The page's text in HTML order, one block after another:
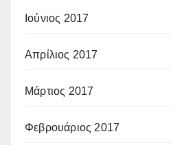
Ιούνιος 2017
Απρίλιος 2017
Μάρτιος 2017
Φεβρουάριος 2017